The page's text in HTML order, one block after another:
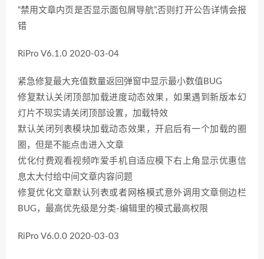
“禁用文章内页是否显示面包屑导航”,否则打开公告详情会报
错
RiPro V6.1.0 2020-03-04
紧急修复最大充值数量返回弹窗中显示最小数值BUG
修复默认关闭顶部加载进度动态效果，如果遇到新版本幻
灯片不现实请关闭顶部设置，加载特效
默认关闭列表模块加载动态效果，开启后有一个加载的圈
圈，但是不能点击进入文章
优化付费观看视频咋爱手机自适应模下右上角显示优惠信
息太大付给中间文章内容问题
修复优化文章默认列表或者网格模式意外调用文章侧边栏
BUG，最高优先级是分类-编辑里的模式最高权限
RiPro V6.0.0 2020-03-03